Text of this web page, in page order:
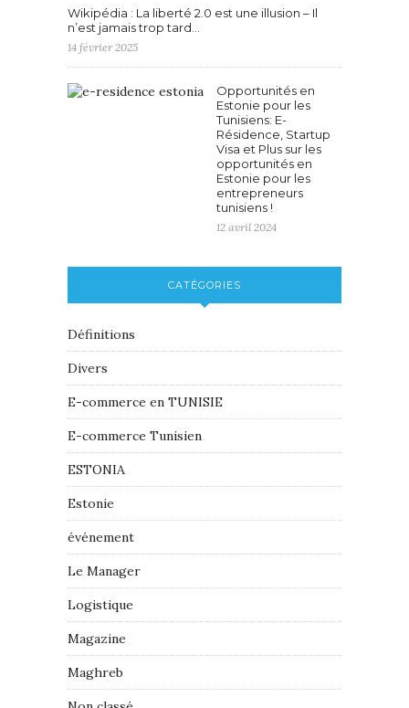
Wikipédia : La liberté 2.0 est une illusion – Il
n’est jamais trop tard…
14 février 2025
Opportunités en
Estonie pour les
Tunisiens: E-
Résidence, Startup
Visa et Plus sur les
opportunités en
Estonie pour les
entrepreneurs
tunisiens !
12 avril 2024
CATÉGORIES
Définitions
Divers
E-commerce en TUNISIE
E-commerce Tunisien
ESTONIA
Estonie
événement
Le Manager
Logistique
Magazine
Maghreb